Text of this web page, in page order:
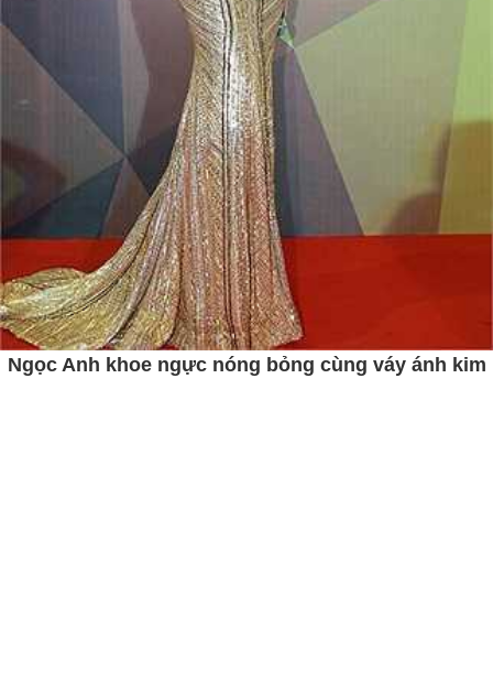
Ngọc Anh khoe ngực nóng bỏng cùng váy ánh kim